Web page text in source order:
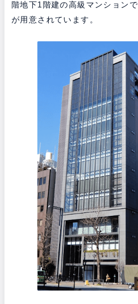
階地下1階建の高級マンション
が用意されています。